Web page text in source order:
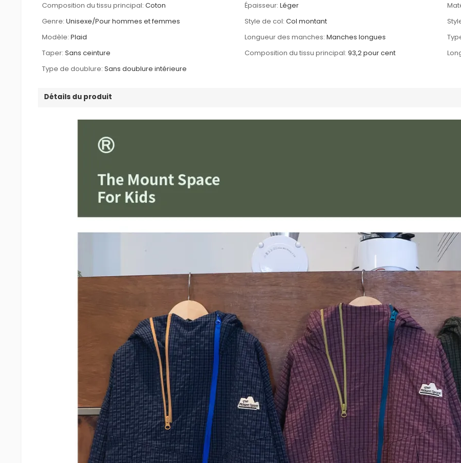
Composition du tissu principal: Coton Épaisseur: Léger
Genre: Unisexe/Pour hommes et femmes Style de col: Col montant
Modèle: Plaid Longueur des manches: Manches longues
Taper: Sans ceinture Composition du tissu principal: 93,2 pour cent
Type de doublure: Sans doublure intérieure
Détails du produit